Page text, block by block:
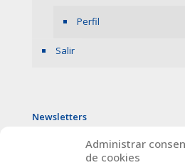
Administrar
de cookies
Perfil
Salir
Newsletters